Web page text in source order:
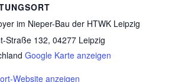
im Nieper-Bau der HTWK Leipzig
Straße 132, 04277 Leipzig
Google Karte anzeigen
Website anzeigen